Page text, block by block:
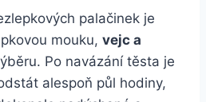
palačinek je
mouku, vejc a
Po navázání těsta je
alespoň půl hodiny,